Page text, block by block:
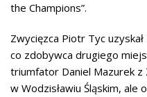
the Champions”.
Zwycięzca Piotr Tyc
co zdobywca drugiego
triumfator Daniel Mazurek z
w Wodzisławiu Śląskim, ale